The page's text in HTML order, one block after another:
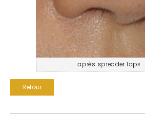
après spreader laps
Retour